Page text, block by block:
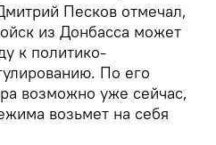
Песков отмечал,
из Донбасса может
к политико-
По его
возможно уже сейчас,
возьмет на себя